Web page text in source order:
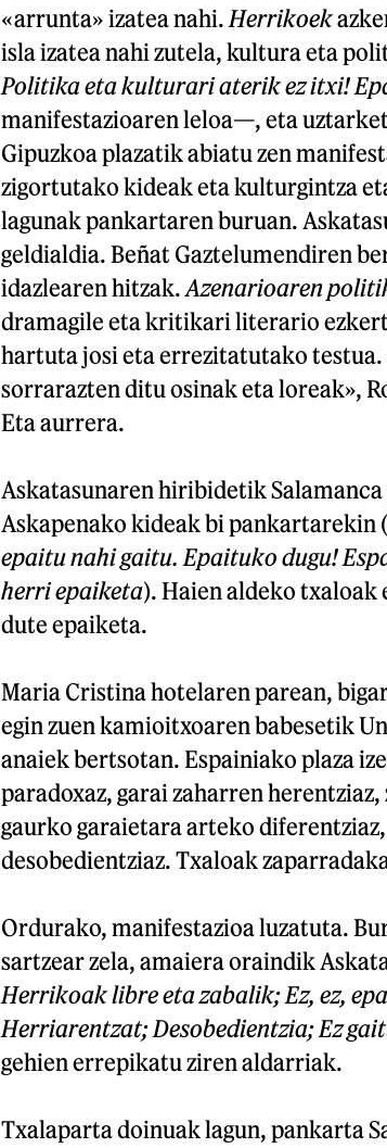
«arrunta» izatea nahi. Herrikoek
isla izatea nahi zutela, kultura eta
Politika eta kulturari aterik ez itxi!
manifestazioaren leloa—, eta
Gipuzkoa plazatik abiatu zen
zigortutako kideak eta kulturgintza
lagunak pankartaren buruan.
geldialdia. Beñat Gaztelumendiren
idazlearen hitzak. Azenarioaren
dramagile eta kritikari literario
hartuta josi eta errezitatutako
sorrarazten ditu osinak eta loreak»,
Eta aurrera.
Askatasunaren hiribidetik
Askapenako kideak bi pankartarekin (
epaitu nahi gaitu. Epaituko dugu!
herri epaiketa). Haien aldeko txaloak
dute epaiketa.
Maria Cristina hotelaren parean,
egin zuen kamioitxoaren babesetik
anaiek bertsotan. Espainiako plaza
paradoxaz, garai zaharren
gaurko garaietara arteko
desobedientziaz. Txaloak
Ordurako, manifestazioa luzatuta.
sartzear zela, amaiera oraindik
Herrikoak libre eta zabalik; Ez, ez,
Herriarentzat; Desobedientzia; Ez
gehien errepikatu ziren aldarriak.
Txalaparta doinuak lagun, pankarta